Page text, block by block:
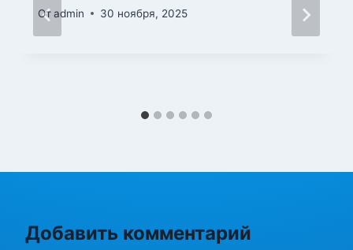
Отadmin 30 ноября, 2025
Добавить комментарий